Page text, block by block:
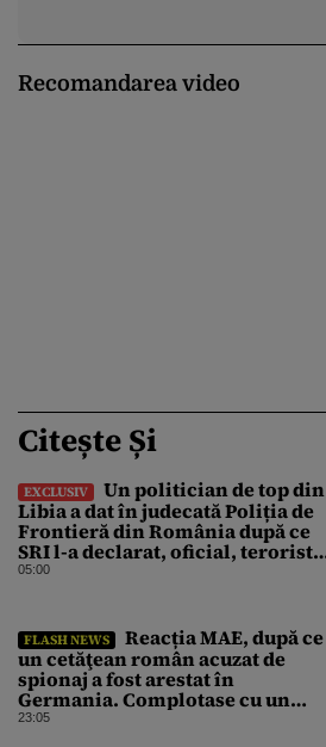
Recomandarea video
Citește Și
EXCLUSIV
Un politician de top din
Libia a dat în judecată Poliția de
Frontieră din România după ce
SRI l-a declarat, oficial, terorist
ISIS
05:00
FLASH NEWS
Reacția MAE, după ce
un cetăţean român acuzat de
spionaj a fost arestat în
Germania. Complotase cu un
ucrainean ca să asasineze un
23:05